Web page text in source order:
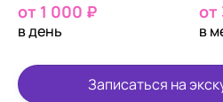
от 1 000 ₽
в день
от
в
Записаться на